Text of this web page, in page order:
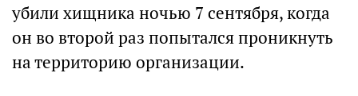
убили хищника ночью 7 сентября, когда
он во второй раз попытался проникнуть
на территорию организации.